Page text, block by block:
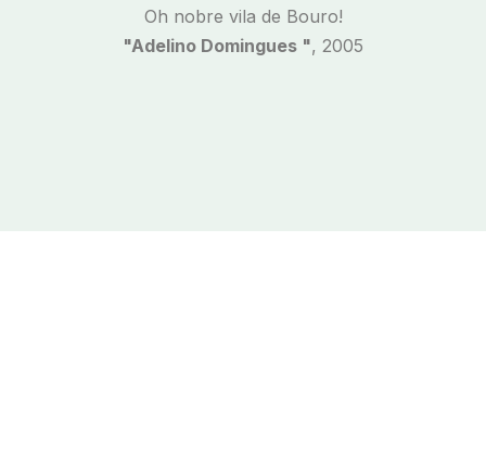
Oh nobre vila de Bouro!
"Adelino Domingues ", 2005